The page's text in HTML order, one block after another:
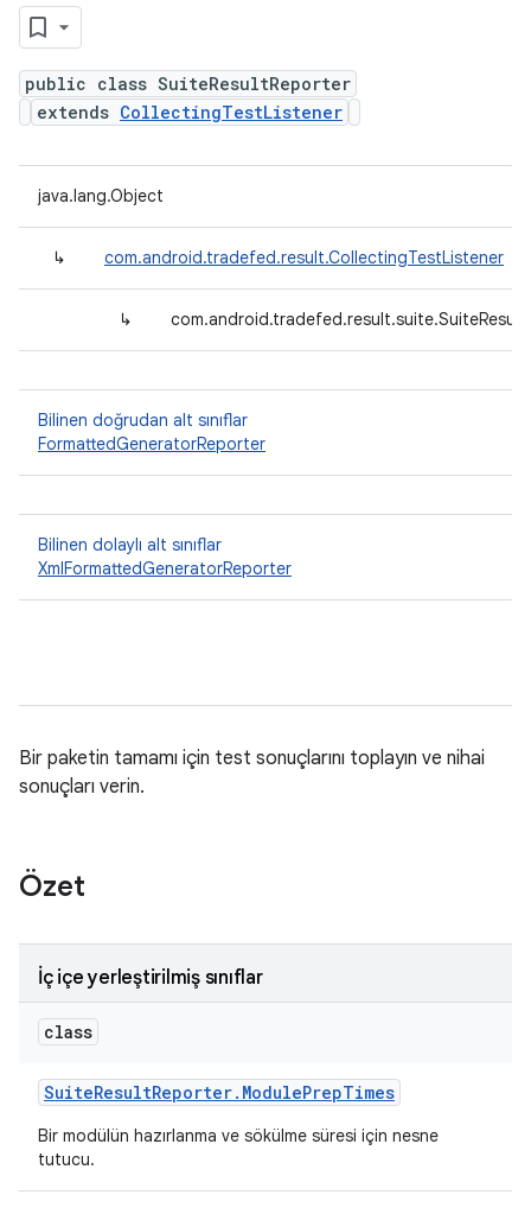
public class SuiteResultReporter
extends CollectingTestListener
java.lang.Object
↳ com.android.tradefed.result.CollectingTestListener
↳
Bilinen doğrudan alt sınıflar
FormattedGeneratorReporter
Bilinen dolaylı alt sınıflar
XmlFormattedGeneratorReporter
Bir paketin tamamı için test sonuçlarını toplayın ve nihai
sonuçları verin.
Özet
İç içe yerleştirilmiş sınıflar
class
SuiteResultReporter. ModulePrepTimes
Bir modülün hazırlanma ve sökülme süresi için nesne
tutucu.